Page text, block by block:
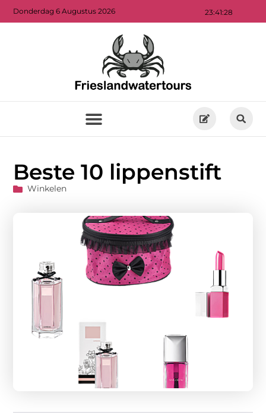
23:41:30
Donderdag 6 Augustus 2026
Beste 10 lippenstift
Winkelen